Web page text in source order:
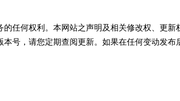
任何权利。本网站之声明及相关修改权、更新
号，请您定期查阅更新。如果在任何变动发